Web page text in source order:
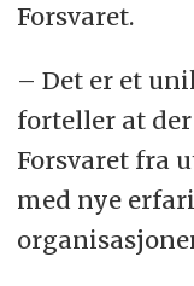
Forsvaret.
– Det er et
forteller at
Forsvaret fra
med nye